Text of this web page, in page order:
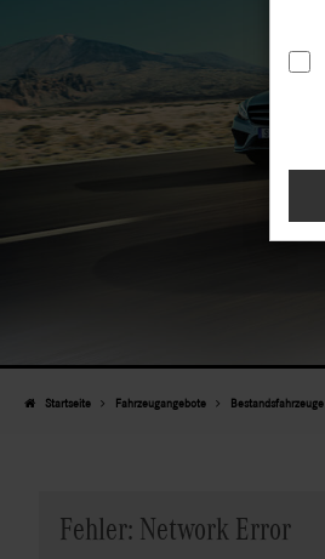
Startseite Fahrzeugangebote Bestandsfahrzeuge
Fehler: Network Error